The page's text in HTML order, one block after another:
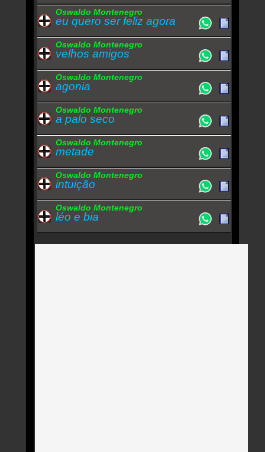
Oswaldo Montenegro
eu quero ser feliz agora
Oswaldo Montenegro
velhos amigos
Oswaldo Montenegro
agonia
Oswaldo Montenegro
a palo seco
Oswaldo Montenegro
metade
Oswaldo Montenegro
intuição
Oswaldo Montenegro
léo e bia